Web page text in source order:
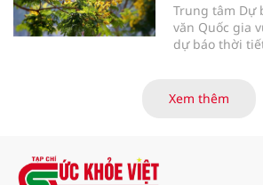
Trung tâm Dự
văn Quốc gia
dự báo thời
Xem thêm